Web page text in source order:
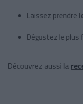
Laissez prendre
Dégustez le plus
Découvrez aussi la